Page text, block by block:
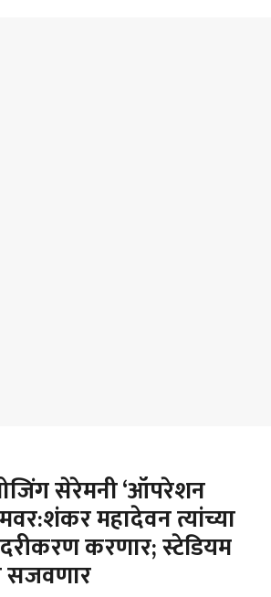
सेरेमनी ‘ऑपरेशन
महादेवन त्यांच्या
करणार; स्टेडियम
सजवणार